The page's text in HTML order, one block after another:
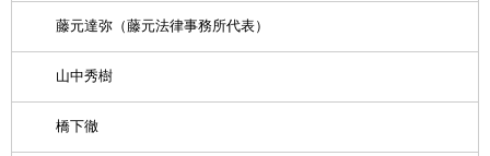
藤元達弥（藤元法律事務所代表）
山中秀樹
橋下徹